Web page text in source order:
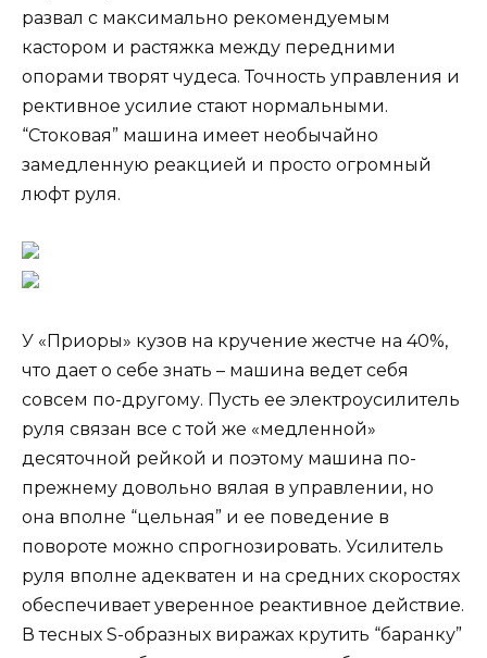
развал с максимально рекомендуемым
кастором и растяжка между передними
опорами творят чудеса. Точность управления и
рективное усилие стают нормальными.
“Стоковая” машина имеет необычайно
замедленную реакцией и просто огромный
люфт руля.
У «Приоры» кузов на кручение жестче на 40%,
что дает о себе знать – машина ведет себя
совсем по-другому. Пусть ее электроусилитель
руля связан все с той же «медленной»
десяточной рейкой и поэтому машина по-
прежнему довольно вялая в управлении, но
она вполне “цельная” и ее поведение в
повороте можно спрогнозировать. Усилитель
руля вполне адекватен и на средних скоростях
обеспечивает уверенное реактивное действие.
В тесных S-образных виражах крутить “баранку”